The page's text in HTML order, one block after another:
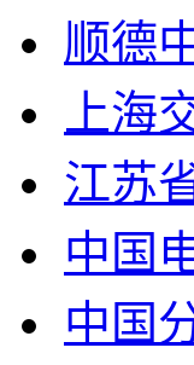
顺德
上海
江苏
中国
中国